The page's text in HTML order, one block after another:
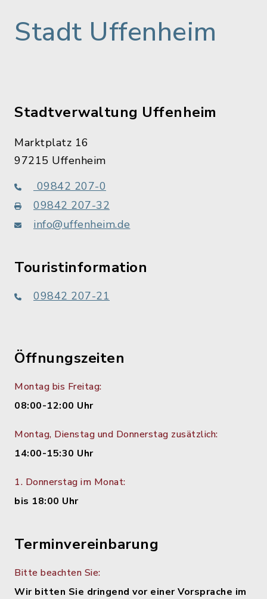
Stadt Uffenheim
Stadtverwaltung Uffenheim
Marktplatz 16
97215 Uffenheim
09842 207-0
09842 207-32
info@uffenheim.de
Touristinformation
09842 207-21
Öffnungszeiten
Montag bis Freitag:
08:00-12:00 Uhr
Montag, Dienstag und Donnerstag zusätzlich:
14:00-15:30 Uhr
1. Donnerstag im Monat:
bis 18:00 Uhr
Terminvereinbarung
Bitte beachten Sie:
Wir bitten Sie dringend vor einer Vorsprache im